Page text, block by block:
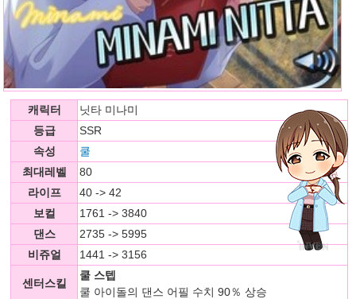
캐릭터
닛타 미나미
등급
SSR
속성
쿨
최대레벨
80
라이프
40 -> 42
보컬
1761 -> 3840
댄스
2735 -> 5995
비쥬얼
1441 -> 3156
센터스킬
쿨 스텝
쿨 아이돌의 댄스 어필 수치 90％ 상승